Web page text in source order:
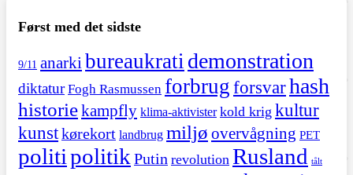
Først med det sidste
9/11 anarki bureaukrati demonstration
diktatur Fogh Rasmussen forbrugforsvarhash
historiekampfly klima-aktivister kold krig kultur
kunstkørekort landbrug miljø overvågning PET
politipolitik Putin revolution Rusland tålt